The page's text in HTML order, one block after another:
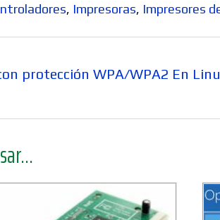
, Impresoras, Impresores
protección WPA/WPA2 En